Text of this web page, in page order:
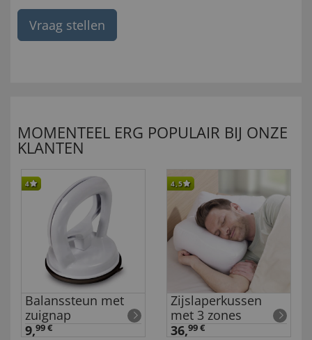
Vraag stellen
MOMENTEEL ERG POPULAIR BIJ ONZE
KLANTEN
4
Balanssteun met
zuignap
9,99 €
4,5
Zijslaperkussen
met 3 zones
36,99 €